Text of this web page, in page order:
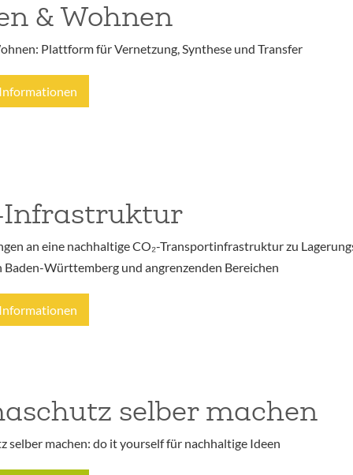
& Wohnen
Plattform für Vernetzung, Synthese und Transfer
Infrastruktur
an eine nachhaltige CO₂-Transportinfrastruktur zu
Württemberg und angrenzenden Bereichen
selber machen
selber machen: do it yourself für nachhaltige Ideen